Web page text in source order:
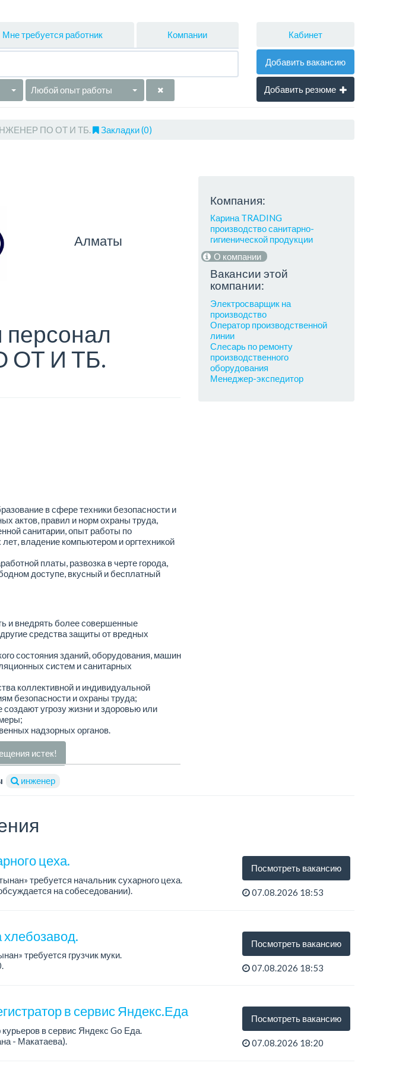
Мне требуется работник Компании
Любой опыт работы
Кабинет
Добавить вакансию
Добавить резюме
ПО ОТ И ТБ. Закладки (0)
Алматы
И ТБ.
в сфере техники безопасности и
актов, правил и норм охраны труда,
санитарии, опыт работы по
владение компьютером и оргтехникой
платы, развозка в черте города,
доступе, вкусный и бесплатный
и внедрять более совершенные
средства защиты от вредных
состояния зданий, оборудования, машин
систем и санитарных
коллективной и индивидуальной
безопасности и охраны труда;
угрозу жизни и здоровью или
надзорных органов.
истек!
инженер
Компания:
Карина TRADING
производство санитарно-
гигиенической продукции
О компании
Вакансии этой
компании:
Электросварщик на
производство
Оператор производственной
линии
Слесарь по ремонту
производственного
оборудования
Менеджер-экспедитор
цеха.
требуется начальник сухарного цеха.
на собеседовании).
Посмотреть вакансию
07.08.2026 18:53
хлебозавод.
требуется грузчик муки.
Посмотреть вакансию
07.08.2026 18:53
в сервис Яндекс.Еда
в сервис Яндекс Go Еда.
- Макатаева).
Посмотреть вакансию
07.08.2026 18:20